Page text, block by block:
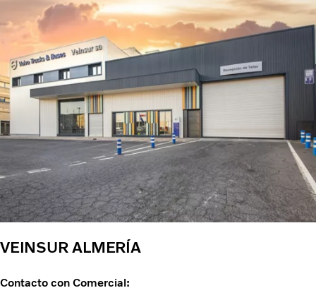
VEINSUR ALMERÍA
Contacto con Comercial: